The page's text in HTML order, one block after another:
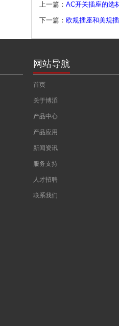
上一篇： AC开关插座的选
下一篇： 欧规插座和美规
网站导航
首页
关于博滔
产品中心
产品应用
新闻资讯
服务支持
人才招聘
联系我们